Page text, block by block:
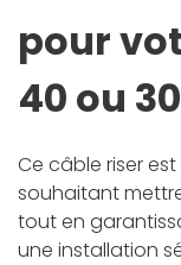
pour
40 ou
Ce câble riser
souhaitant
tout en
une installation